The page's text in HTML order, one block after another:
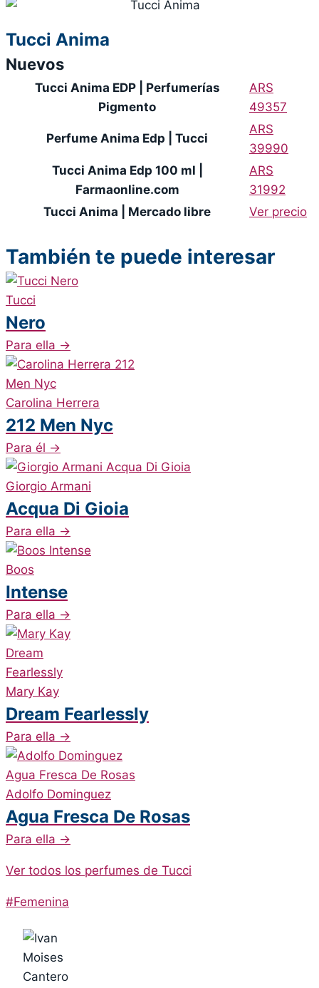
Tucci Anima
Nuevos
Tucci Anima EDP | Perfumerías
Pigmento
ARS
49357
Perfume Anima Edp | Tucci
ARS
39990
Tucci Anima Edp 100 ml |
Farmaonline.com
ARS
31992
Tucci Anima | Mercado libre
Ver precio
También te puede interesar
Tucci
Nero
Para ella →
Carolina Herrera
212 Men Nyc
Para él →
Giorgio Armani
Acqua Di Gioia
Para ella →
Boos
Intense
Para ella →
Mary Kay
Dream Fearlessly
Para ella →
Adolfo Dominguez
Agua Fresca De Rosas
Para ella →
Ver todos los perfumes de Tucci
Post
#Femenina